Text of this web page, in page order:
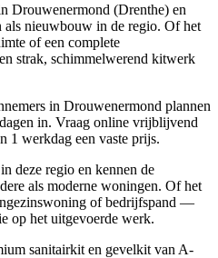
Drouwenermond (Drenthe) en
nieuwbouw in de regio. Of het
of een complete
strak, schimmelwerend kitwerk
in Drouwenermond plannen
in. Vraag online vrijblijvend
1 werkdag een vaste prijs.
deze regio en kennen de
als moderne woningen. Of het
of bedrijfspand —
op het uitgevoerde werk.
sanitairkit en gevelkit van A-